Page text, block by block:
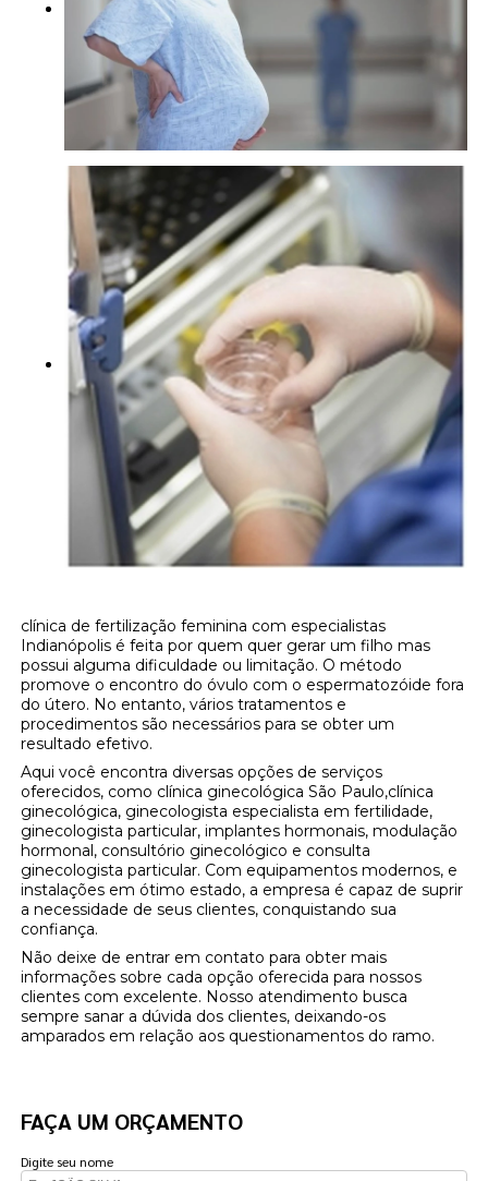
clínica de fertilização feminina com especialistas
Indianópolis é feita por quem quer gerar um filho mas
possui alguma dificuldade ou limitação. O método
promove o encontro do óvulo com o espermatozóide fora
do útero. No entanto, vários tratamentos e
procedimentos são necessários para se obter um
resultado efetivo.
Aqui você encontra diversas opções de serviços
oferecidos, como clínica ginecológica São Paulo,clínica
ginecológica, ginecologista especialista em fertilidade,
ginecologista particular, implantes hormonais, modulação
hormonal, consultório ginecológico e consulta
ginecologista particular. Com equipamentos modernos, e
instalações em ótimo estado, a empresa é capaz de suprir
a necessidade de seus clientes, conquistando sua
confiança.
Não deixe de entrar em contato para obter mais
informações sobre cada opção oferecida para nossos
clientes com excelente. Nosso atendimento busca
sempre sanar a dúvida dos clientes, deixando-os
amparados em relação aos questionamentos do ramo.
FAÇA UM ORÇAMENTO
Digite seu nome